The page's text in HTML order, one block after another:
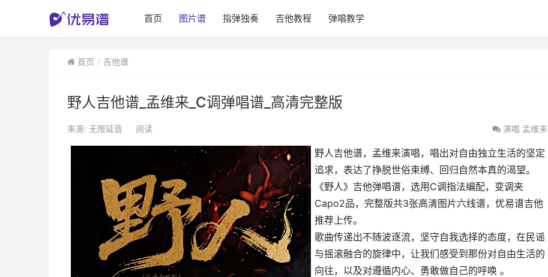
首页 图片谱 指弹独奏 吉他教程 弹唱教学
首页 吉他谱
野人吉他谱_孟维来_C调弹唱谱_高清完整版
来源: 无限延音 阅读 演唱 孟维来
野人吉他谱，孟维来演唱，唱出对自由独立生活的坚定
追求，表达了挣脱世俗束缚、回归自然本真的渴望。
《野人》吉他弹唱谱，选用C调指法编配，变调夹
Capo2品，完整版共3张高清图片六线谱，优易谱吉他
推荐上传。
歌曲传递出不随波逐流，坚守自我选择的态度，在民谣
与摇滚融合的旋律中，让我们感受到那份对自由生活的
向往，以及对遵循内心、勇敢做自己的呼唤 。